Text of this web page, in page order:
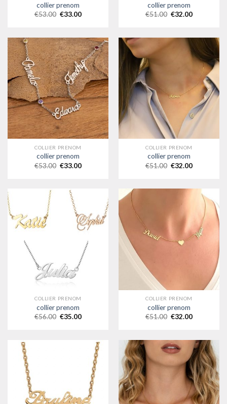
collier prenom
€53.00 €33.00
collier prenom
€51.00 €32.00
COLLIER PRENOM
collier prenom
€53.00 €33.00
COLLIER PRENOM
collier prenom
€51.00 €32.00
COLLIER PRENOM
collier prenom
€56.00 €35.00
COLLIER PRENOM
collier prenom
€51.00 €32.00